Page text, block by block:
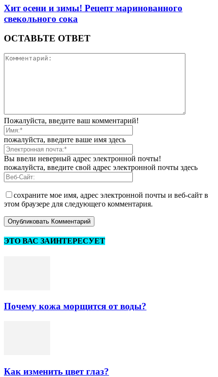
Хит осени и зимы! Рецепт маринованного
свекольного сока
ОСТАВЬТЕ ОТВЕТ
Пожалуйста, введите ваш комментарий!
пожалуйста, введите ваше имя здесь
Вы ввели неверный адрес электронной почты!
пожалуйста, введите свой адрес электронной почты здесь
сохраните мое имя, адрес электронной почты и веб-сайт в
этом браузере для следующего комментария.
ЭТО ВАС ЗАИНТЕРЕСУЕТ
Почему кожа морщится от воды?
Как изменить цвет глаз?